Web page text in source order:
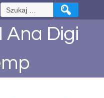
Szukaj:
Ana Digi